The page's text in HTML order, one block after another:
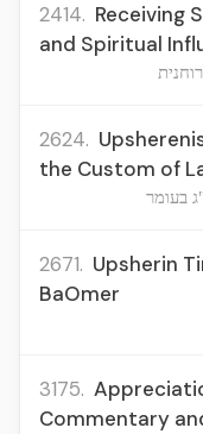
2414. Receiving
and Spiritual
2624.
the Custom of
בעומר
2671. Upsherin
BaOmer
3175.
Commentary